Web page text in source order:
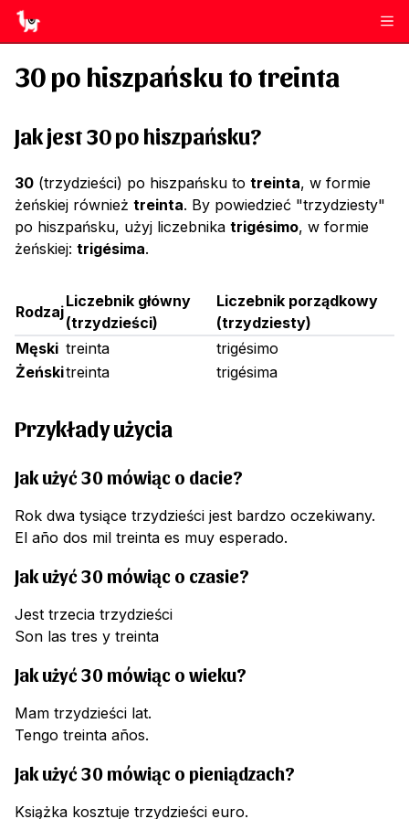
30po hiszpańsku totreinta
Jak jest 30 po hiszpańsku?
30 (trzydzieści) po hiszpańsku to treinta, w formie
żeńskiej również treinta. By powiedzieć "trzydziesty"
po hiszpańsku, użyj liczebnika trigésimo, w formie
żeńskiej: trigésima.
Rodzaj
Liczebnik główny
(trzydzieści)
Liczebnik porządkowy
(trzydziesty)
Męski treinta
trigésimo
Żeńskitreinta trigésima
Przykłady użycia
Jak użyć 30 mówiąc o dacie?
Rok dwa tysiące trzydzieści jest bardzo oczekiwany.
El año dos mil treinta es muy esperado.
Jak użyć 30 mówiąc o czasie?
Jest trzecia trzydzieści
Son las tres y treinta
Jak użyć 30 mówiąc o wieku?
Mam trzydzieści lat.
Tengo treinta años.
Jak użyć 30 mówiąc o pieniądzach?
Książka kosztuje trzydzieści euro.